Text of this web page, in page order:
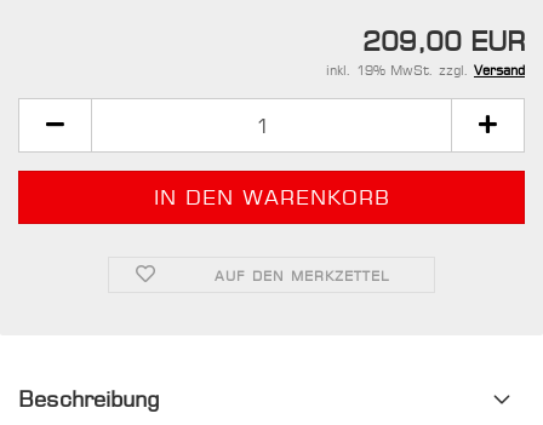
209,00 EUR
inkl. 19% MwSt. zzgl. Versand
AUF DEN MERKZETTEL
Beschreibung